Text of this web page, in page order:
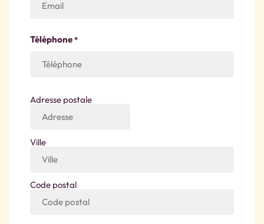
Téléphone *
Adresse
Adresse postale
Ville
Code postal